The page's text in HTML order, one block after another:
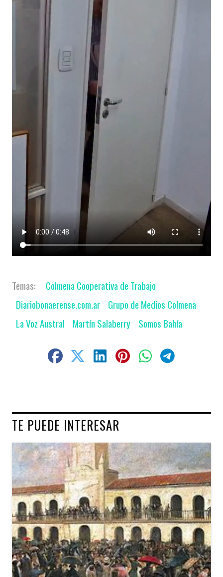
Colmena Cooperativa de Trabajo
Diariobonaerense.com.ar
Grupo de Medios Colmena
La Voz Austral
Martín Salaberry Somos Bahía
TE PUEDE INTERESAR